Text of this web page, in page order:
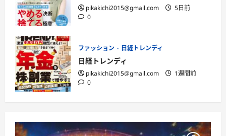
pikakichi2015@gmail.com
5日前
0
ファッション
日経トレンディ
日経トレンディ
pikakichi2015@gmail.com
1週間前
0